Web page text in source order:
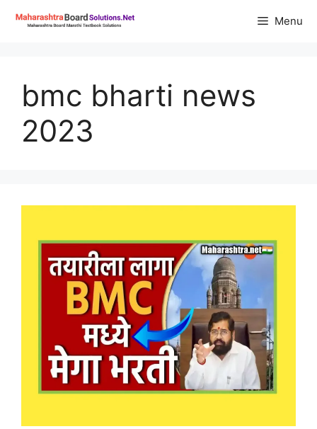
Menu
bmc bharti news
2023